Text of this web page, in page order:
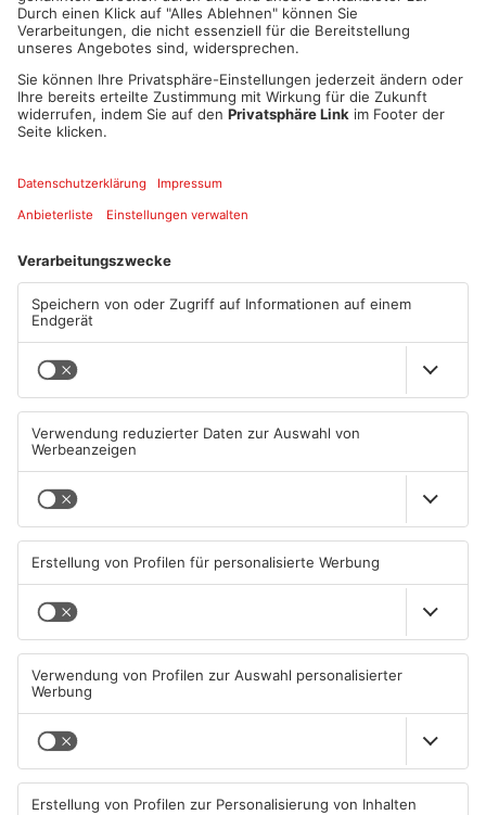
Mehr aus
Straßensperrung in
Aschaffenburg wegen
Gasnetz-Reparatur
08.08.2026, 13:53 UHR IN
ASCHAFFENBURG
Zwei Fußgänger in
Mercedes erfasst
07.08.2026, 07:52 UHR IN
Große Baustelle in
Aschaffenburger Innenstadt
beendet
Feuerwerk löst wohl Brand in
Aschaffenburg-Schweinheim
aus